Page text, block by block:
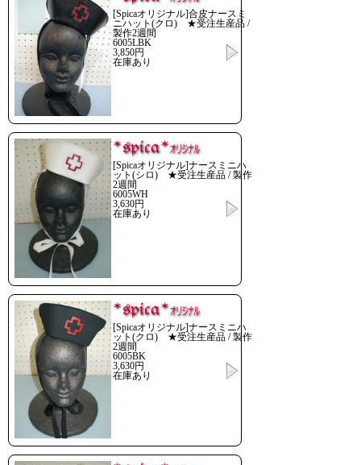
[Spicaオリジナル]合皮ナースミ
ニハット(クロ) ★受注生産品 /
製作2週間
6005LBK
3,850円
在庫あり
[Spicaオリジナル]ナースミニハ
ット(シロ) ★受注生産品 / 製作
2週間
6005WH
3,630円
在庫あり
[Spicaオリジナル]ナースミニハ
ット(クロ) ★受注生産品 / 製作
2週間
6005BK
3,630円
在庫あり